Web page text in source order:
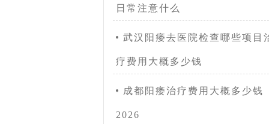
日常注意什么
武汉阳痿去医院检查哪些项目
疗费用大概多少钱
成都阳痿治疗费用大概多少钱
2026